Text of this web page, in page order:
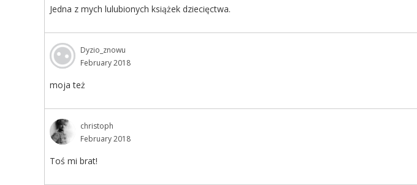
Jedna z mych lulubionych książek dziecięctwa.
Dyzio_znowu
February 2018
moja też
christoph
February 2018
Toś mi brat!